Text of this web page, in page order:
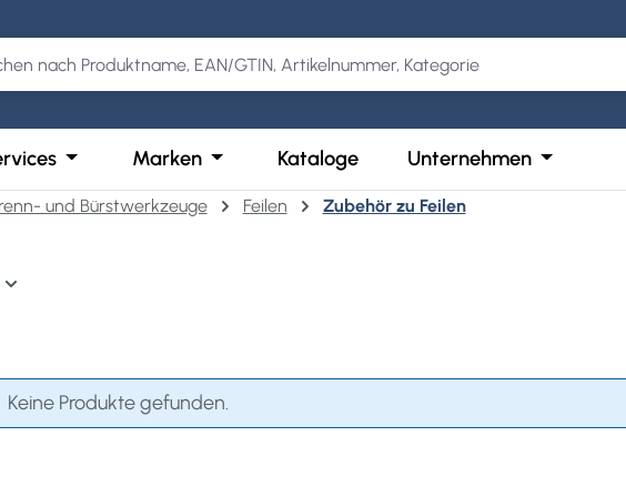
der Kategorie Produkte
Öffne oder Schließe das Dropdown der Kategorie Services
Marken Öffne oder Schließe das Dropdown der
Kataloge Unternehmen Öffne
und Bürstwerkzeuge Feilen Zubehör zu Feilen
Keine Produkte gefunden.